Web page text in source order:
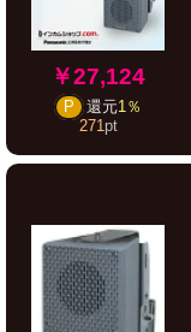
￥27,124
P 還元1％
271 pt